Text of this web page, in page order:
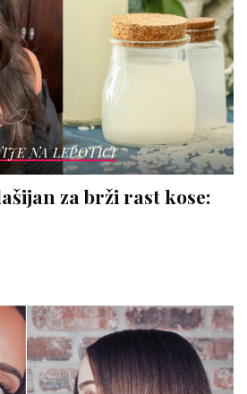
NA LEPOTICI
za brži rast kose: